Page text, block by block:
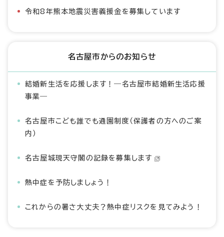
令和8年熊本地震災害義援金を募集しています
名古屋市からのお知らせ
結婚新生活を応援します！―名古屋市結婚新生活応援
事業―
名古屋市こども誰でも通園制度（保護者の方へのご案
内）
名古屋城現天守閣の記録を募集します
熱中症を予防しましょう！
これからの暑さ大丈夫？熱中症リスクを見てみよう！